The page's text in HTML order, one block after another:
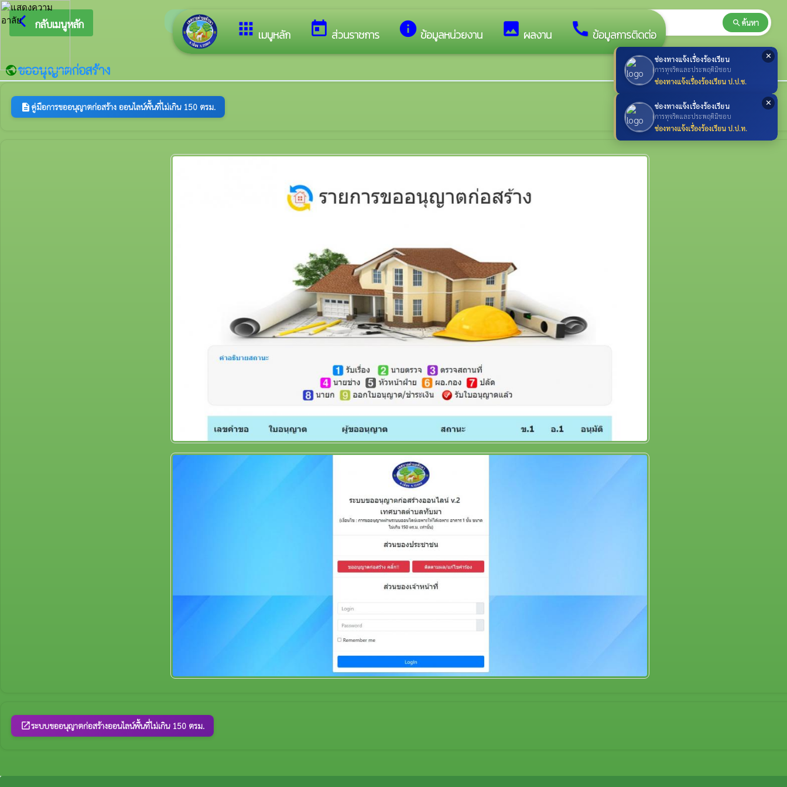
✕
ช่องทางแจ้งเรื่องร้องเรียน
การทุจริตและประพฤติมิชอบ
ช่องทางแจ้งเรื่องร้องเรียน ป.ป.ช.
✕
ช่องทางแจ้งเรื่องร้องเรียน
การทุจริตและประพฤติมิชอบ
ช่องทางแจ้งเรื่องร้องเรียน ป.ป.ท.
apps เมนูหลัก today ส่วนราชการ info ข้อมูลหน่วยงาน image ผลงาน call ข้อมูลการติดต่อ
arrow_back_ios กลับเมนูหลัก ยินดีต้อนรับสู่เว็บไซต์ของ เทศบาลตำบลทับมา search ค้นหา
publicขออนุญาตก่อสร้าง
description คู่มือการขออนุญาตก่อสร้าง ออนไลน์พื้นที่ไม่เกิน 150 ตรม.
open_in_newระบบขออนุญาตก่อสร้างออนไลน์พื้นที่ไม่เกิน 150 ตรม.